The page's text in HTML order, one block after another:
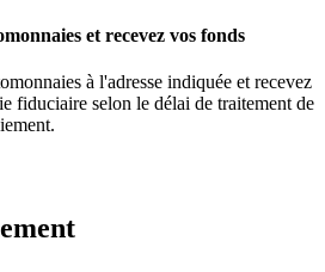
et recevez vos fonds
à l'adresse indiquée et recevez
fiduciaire selon le délai de traitement de